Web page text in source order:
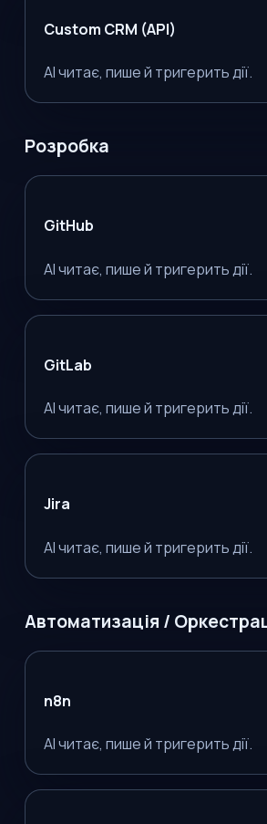
Custom CRM (API)
AI читає, пише й тригерить дії.
Розробка
GitHub
AI читає, пише й тригерить дії.
GitLab
AI читає, пише й тригерить дії.
Jira
AI читає, пише й тригерить дії.
Автоматизація /
n8n
AI читає, пише й тригерить дії.